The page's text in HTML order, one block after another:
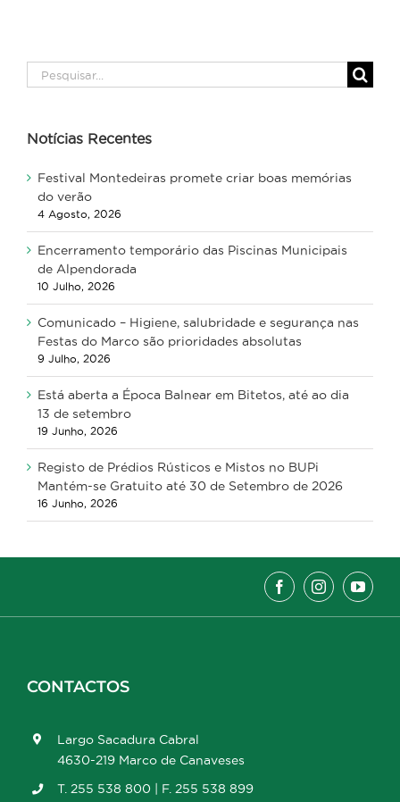
Pesquisar
Notícias Recentes
Festival Montedeiras promete criar boas memórias
do verão
4 Agosto, 2026
Encerramento temporário das Piscinas Municipais
de Alpendorada
10 Julho, 2026
Comunicado – Higiene, salubridade e segurança nas
Festas do Marco são prioridades absolutas
9 Julho, 2026
Está aberta a Época Balnear em Bitetos, até ao dia
13 de setembro
19 Junho, 2026
Registo de Prédios Rústicos e Mistos no BUPi
Mantém-se Gratuito até 30 de Setembro de 2026
16 Junho, 2026
CONTACTOS
Largo Sacadura Cabral
4630-219 Marco de Canaveses
T. 255 538 800 | F. 255 538 899